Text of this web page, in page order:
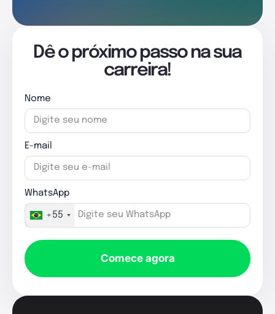
Dê o próximo passo na sua
carreira!
Nome
E-mail
WhatsApp
+55
Comece agora